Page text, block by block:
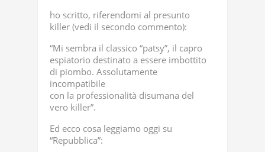
ho scritto, riferendomi al presunto
killer (vedi il secondo commento):
“Mi sembra il classico “patsy”, il capro
espiatorio destinato a essere imbottito
di piombo. Assolutamente
incompatibile
con la professionalità disumana del
vero killer”.
Ed ecco cosa leggiamo oggi su
“Repubblica”: